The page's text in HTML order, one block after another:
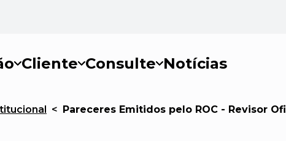
Cliente Consulte Notícias
< Pareceres Emitidos pelo ROC - Revisor